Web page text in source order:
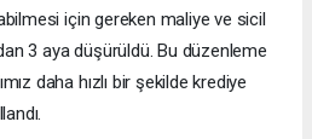
için gereken maliye ve sicil
3 aya düşürüldü. Bu düzenleme
daha hızlı bir şekilde krediye